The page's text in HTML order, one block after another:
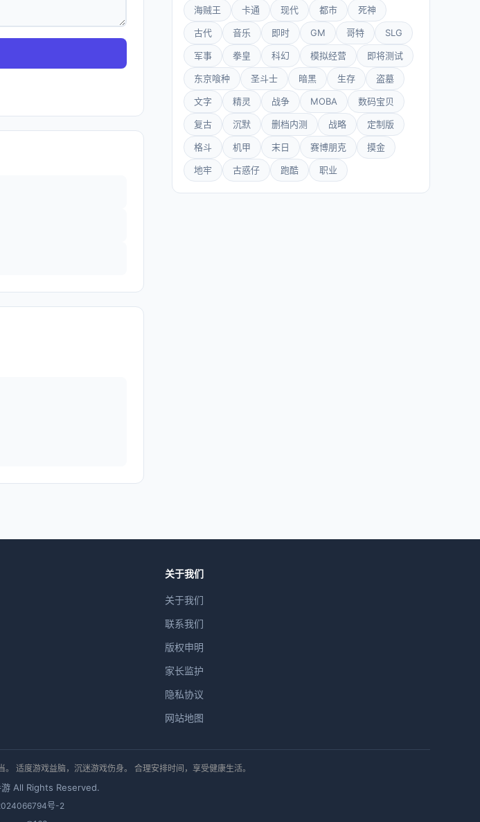
海贼王 卡通 现代 都市 死神
古代 音乐 即时 GM 哥特 SLG
军事 拳皇 科幻 模拟经营 即将测试
东京喰种 圣斗士 暗黑 生存 盗墓
文字 精灵 战争 MOBA 数码宝贝
复古 沉默 删档内测 战略 定制版
格斗 机甲 末日 赛博朋克 摸金
地牢 古惑仔 跑酷 职业
关于我们
关于我们
联系我们
版权申明
家长监护
隐私协议
网站地图
适度游戏益脑，沉迷游戏伤身。 合理安排时间，享受健康生活。
All Rights Reserved.
号-2